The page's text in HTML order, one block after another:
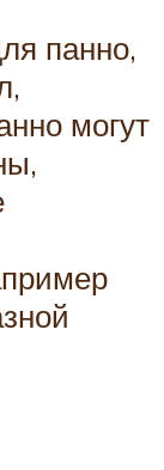
панно,
могут